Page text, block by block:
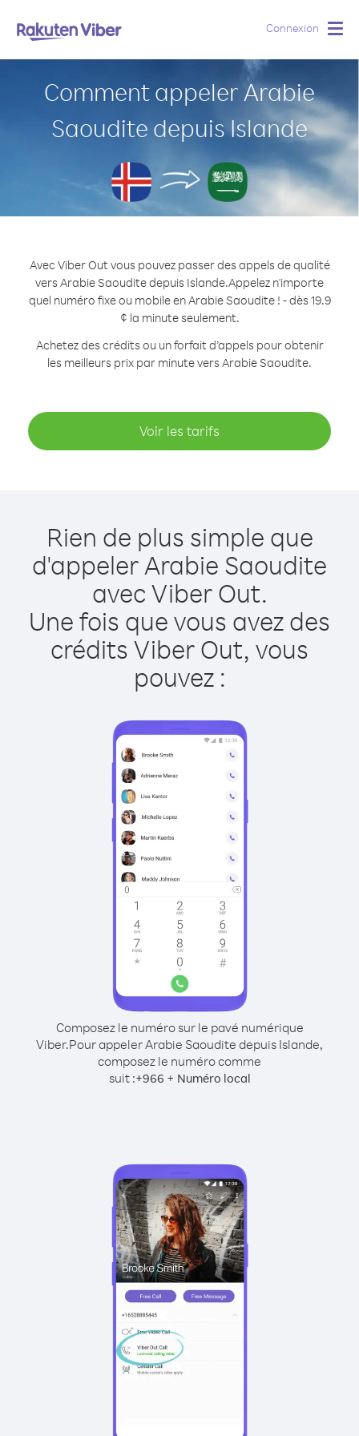
Connexion
Comment appeler Arabie
Saoudite depuis Islande
Avec Viber Out vous pouvez passer des appels de qualité
vers Arabie Saoudite depuis Islande.Appelez n'importe
quel numéro fixe ou mobile en Arabie Saoudite ! - dès 19.9
¢ la minute seulement.
Achetez des crédits ou un forfait d’appels pour obtenir
les meilleurs prix par minute vers Arabie Saoudite.
Voir les tarifs
Rien de plus simple que
d'appeler Arabie Saoudite
avec Viber Out.
Une fois que vous avez des
crédits Viber Out, vous
pouvez :
Composez le numéro sur le pavé numérique
Viber.Pour appeler Arabie Saoudite depuis Islande,
composez le numéro comme
suit :+966 + Numéro local